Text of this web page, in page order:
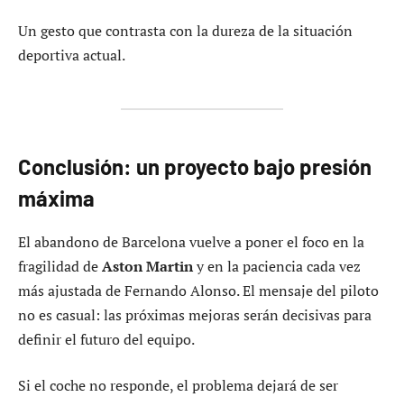
Un gesto que contrasta con la dureza de la situación
deportiva actual.
Conclusión: un proyecto bajo presión
máxima
El abandono de Barcelona vuelve a poner el foco en la
fragilidad deAston Martiny en la paciencia cada vez
más ajustada de Fernando Alonso. El mensaje del piloto
no es casual: las próximas mejoras serán decisivas para
definir el futuro del equipo.
Si el coche no responde, el problema dejará de ser